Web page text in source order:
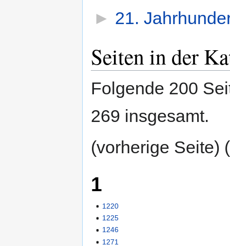
► 21.
Seiten in der
Folgende 200
269 insgesamt.
(vorherige Seite) (
1
1220
1225
1246
1271